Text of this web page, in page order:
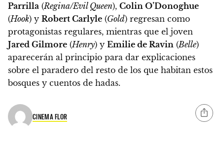
Parrilla (Regina/Evil Queen), Colin O’Donoghue
(Hook) y Robert Carlyle (Gold) regresan como
protagonistas regulares, mientras que el joven
Jared Gilmore (Henry) y Emilie de Ravin (Belle)
aparecerán al principio para dar explicaciones
sobre el paradero del resto de los que habitan estos
bosques y cuentos de hadas.
CINEMA FLOR